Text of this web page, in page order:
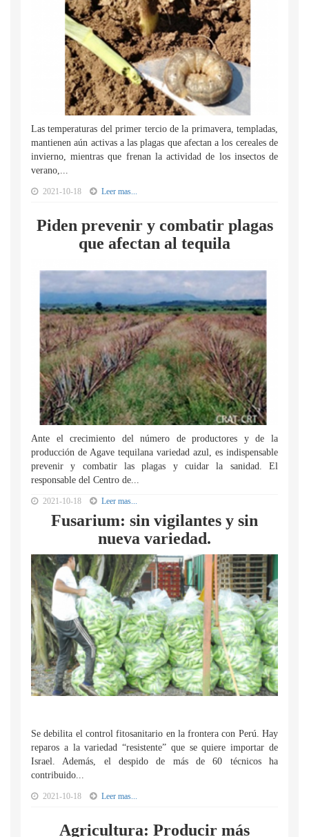
Las temperaturas del primer tercio de la primavera, templadas,
mantienen aún activas a las plagas que afectan a los cereales de
invierno, mientras que frenan la actividad de los insectos de
verano,...
2021-10-18 Leer mas...
Piden prevenir y combatir plagas
que afectan al tequila
Ante el crecimiento del número de productores y de la
producción de Agave tequilana variedad azul, es indispensable
prevenir y combatir las plagas y cuidar la sanidad. El
responsable del Centro de...
2021-10-18 Leer mas...
Fusarium: sin vigilantes y sin
nueva variedad.
Se debilita el control fitosanitario en la frontera con Perú. Hay
reparos a la variedad “resistente” que se quiere importar de
Israel. Además, el despido de más de 60 técnicos ha
contribuido...
2021-10-18 Leer mas...
Agricultura: Producir más